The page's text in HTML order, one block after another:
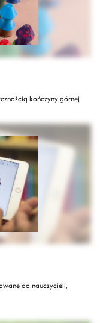
kończyny górnej
do nauczycieli,